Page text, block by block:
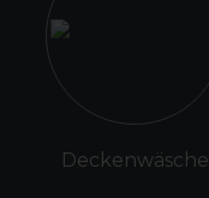
Deckenwäsche